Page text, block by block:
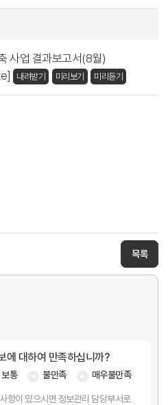
사업 결과보고서(8월)
내려받기 미리보기 미리듣기
목록
에 대하여 만족하십니까?
보통 불만족 매우불만족
항이 있으시면 정보관리 담당부서로